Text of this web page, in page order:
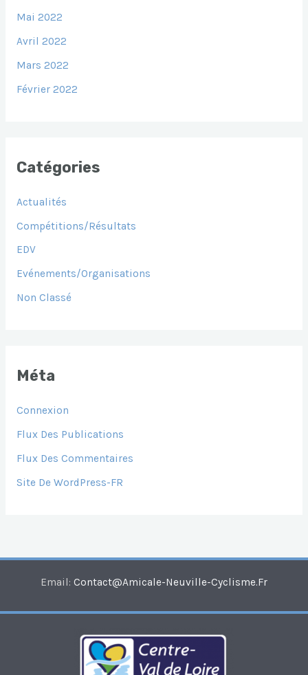
Mai 2022
Avril 2022
Mars 2022
Février 2022
Catégories
Actualités
Compétitions/Résultats
EDV
Evénements/Organisations
Non Classé
Méta
Connexion
Flux Des Publications
Flux Des Commentaires
Site De WordPress-FR
Email: Contact@amicale-Neuville-Cyclisme.fr